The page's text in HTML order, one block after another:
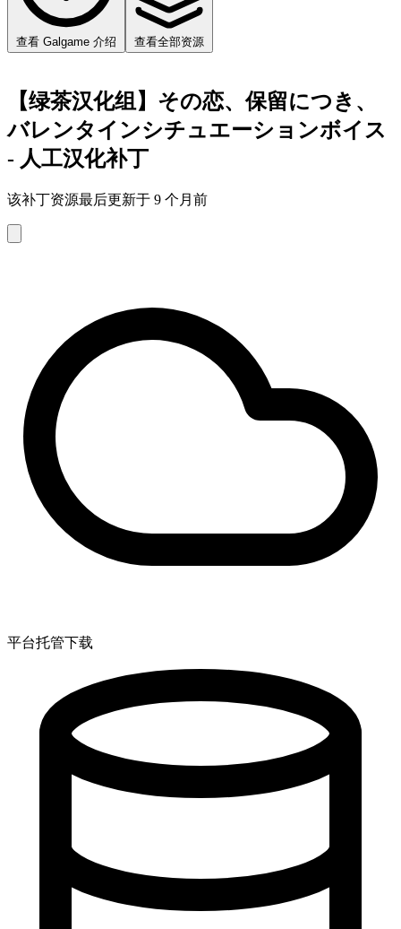
查看 Galgame 介绍 查看全部资源
【绿茶汉化组】その恋、保留につき、
バレンタインシチュエーションボイス
- 人工汉化补丁
该补丁资源最后更新于 9 个月前
平台托管下载